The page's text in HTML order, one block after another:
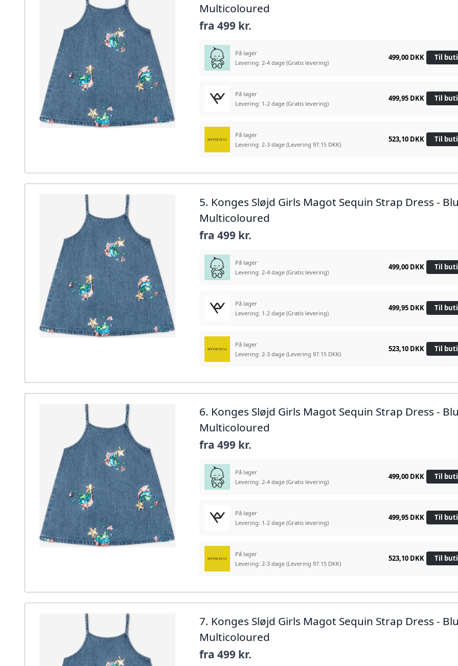
Multicoloured
fra499 kr.
På lager
Levering: 2-4 dage(Gratis levering)
499,00 DKK Til
På lager
Levering: 1-2 dage(Gratis levering)
499,95 DKK Til
På lager
Levering: 2-3 dage(Levering 97.15 DKK)
523,10 DKK Til
5. Konges Sløjd Girls Magot Sequin Strap Dress -
Multicoloured
fra499 kr.
På lager
Levering: 2-4 dage(Gratis levering)
499,00 DKK Til
På lager
Levering: 1-2 dage(Gratis levering)
499,95 DKK Til
På lager
Levering: 2-3 dage(Levering 97.15 DKK)
523,10 DKK Til
6. Konges Sløjd Girls Magot Sequin Strap Dress -
Multicoloured
fra499 kr.
På lager
Levering: 2-4 dage(Gratis levering)
499,00 DKK Til
På lager
Levering: 1-2 dage(Gratis levering)
499,95 DKK Til
På lager
Levering: 2-3 dage(Levering 97.15 DKK)
523,10 DKK Til
7. Konges Sløjd Girls Magot Sequin Strap Dress -
Multicoloured
fra499 kr.